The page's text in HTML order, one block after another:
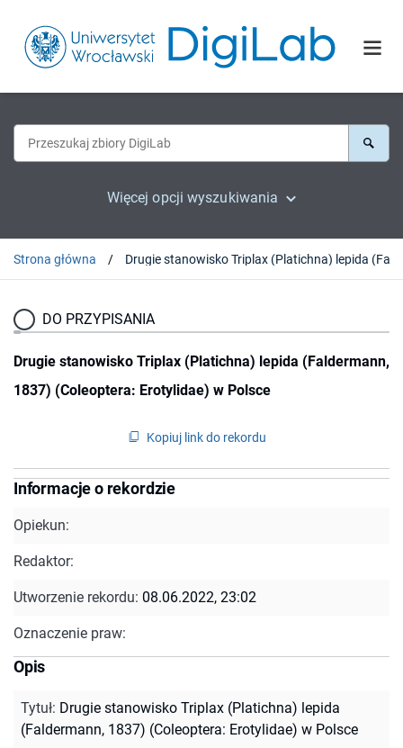
Więcej opcji wyszukiwania
Strona główna
DO PRZYPISANIA
Drugie stanowisko Triplax (Platichna) lepida (Faldermann,
1837) (Coleoptera: Erotylidae) w Polsce
Kopiuj link do rekordu
Informacje o rekordzie
Opiekun:
Redaktor:
Utworzenie rekordu: 08.06.2022, 23:02
Oznaczenie praw:
Opis
Tytuł: Drugie stanowisko Triplax (Platichna) lepida
(Faldermann, 1837) (Coleoptera: Erotylidae) w Polsce